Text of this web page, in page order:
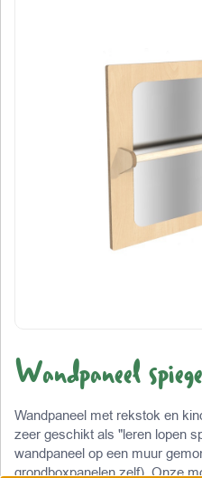
Wandpaneel
Wandpaneel met rekstok en
zeer geschikt als "leren lopen
wandpaneel op een muur
grondboxpanelen zelf). Onze